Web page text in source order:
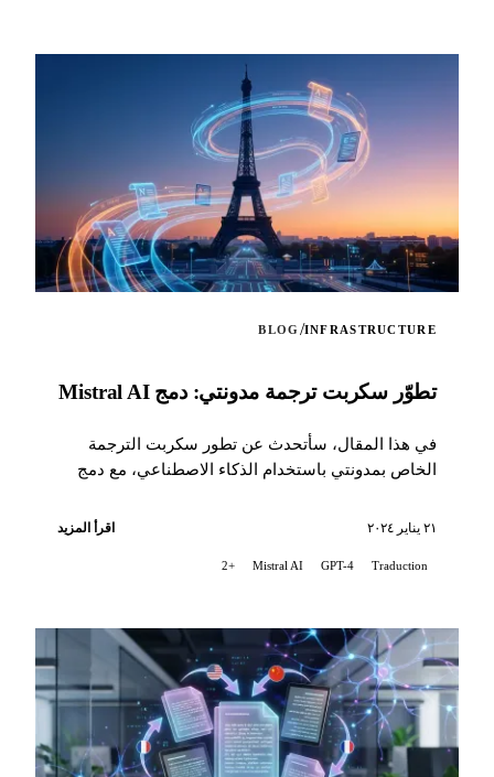
INFRASTRUCTURE
/
BLOG
تطوّر سكربت ترجمة مدونتي: دمج Mistral AI
في هذا المقال، سأتحدث عن تطور سكربت الترجمة
الخاص بمدونتي باستخدام الذكاء الاصطناعي، مع دمج
٢١ يناير ٢٠٢٤ اقرأ المزيد
Traduction
GPT-4
Mistral AI
+2